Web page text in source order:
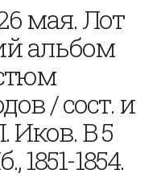
мая. Лот
альбом
/ сост. и
Иков. В 5
1851-1854.